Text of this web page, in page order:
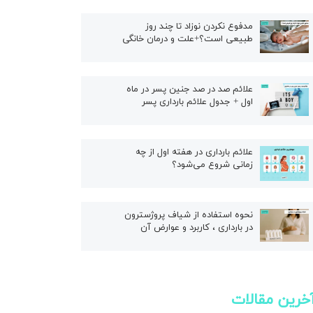
مدفوع نکردن نوزاد تا چند روز
طبیعی است؟+علت و درمان خانگی
علائم صد در صد جنین پسر در ماه
اول + جدول علائم بارداری پسر
علائم بارداری در هفته اول از چه
زمانی شروع می‌شود؟
نحوه استفاده از شیاف پروژسترون
در بارداری ، کاربرد و عوارض آن
مقالات